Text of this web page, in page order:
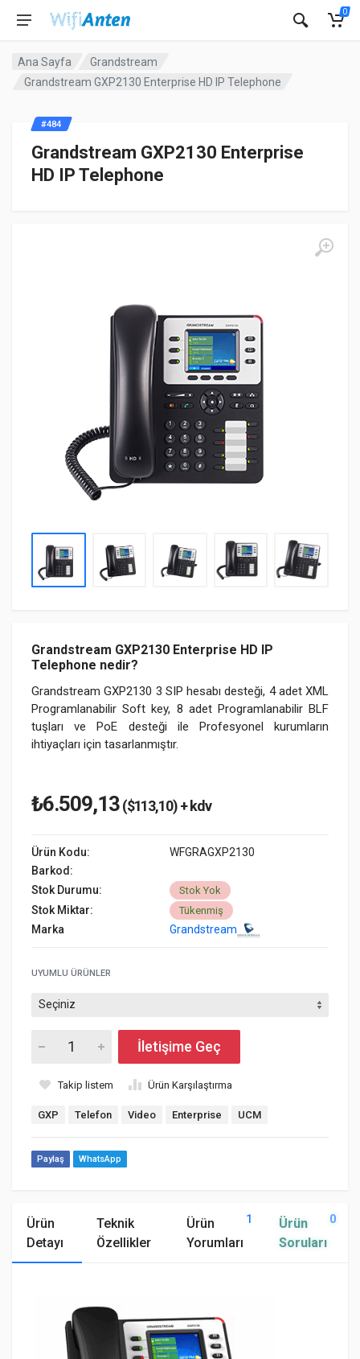
0
Ana Sayfa
Grandstream
Grandstream GXP2130 Enterprise HD IP Telephone
Grandstream GXP2130 Enterprise
HD IP Telephone
Grandstream GXP2130 Enterprise HD IP
Telephone nedir?
Grandstream GXP2130 3 SIP hesabı desteği, 4 adet XML
Programlanabilir Soft key, 8 adet Programlanabilir BLF
tuşları ve PoE desteği ile Profesyonel kurumların
ihtiyaçları için tasarlanmıştır.
#484
₺6.509,13($113,10) + kdv
Ürün Kodu:
WFGRAGXP2130
Barkod:
Stok Durumu:
Stok Yok
Stok Miktar: Tükenmiş
Marka Grandstream
UYUMLU ÜRÜNLER
İletişime Geç
Takip listem Ürün Karşılaştırma
GXP Telefon Video Enterprise UCM
Paylaş WhatsApp
Ürün
Detayı
Teknik
Özellikler
Ürün
Yorumları
1
Ürün
Soruları
0